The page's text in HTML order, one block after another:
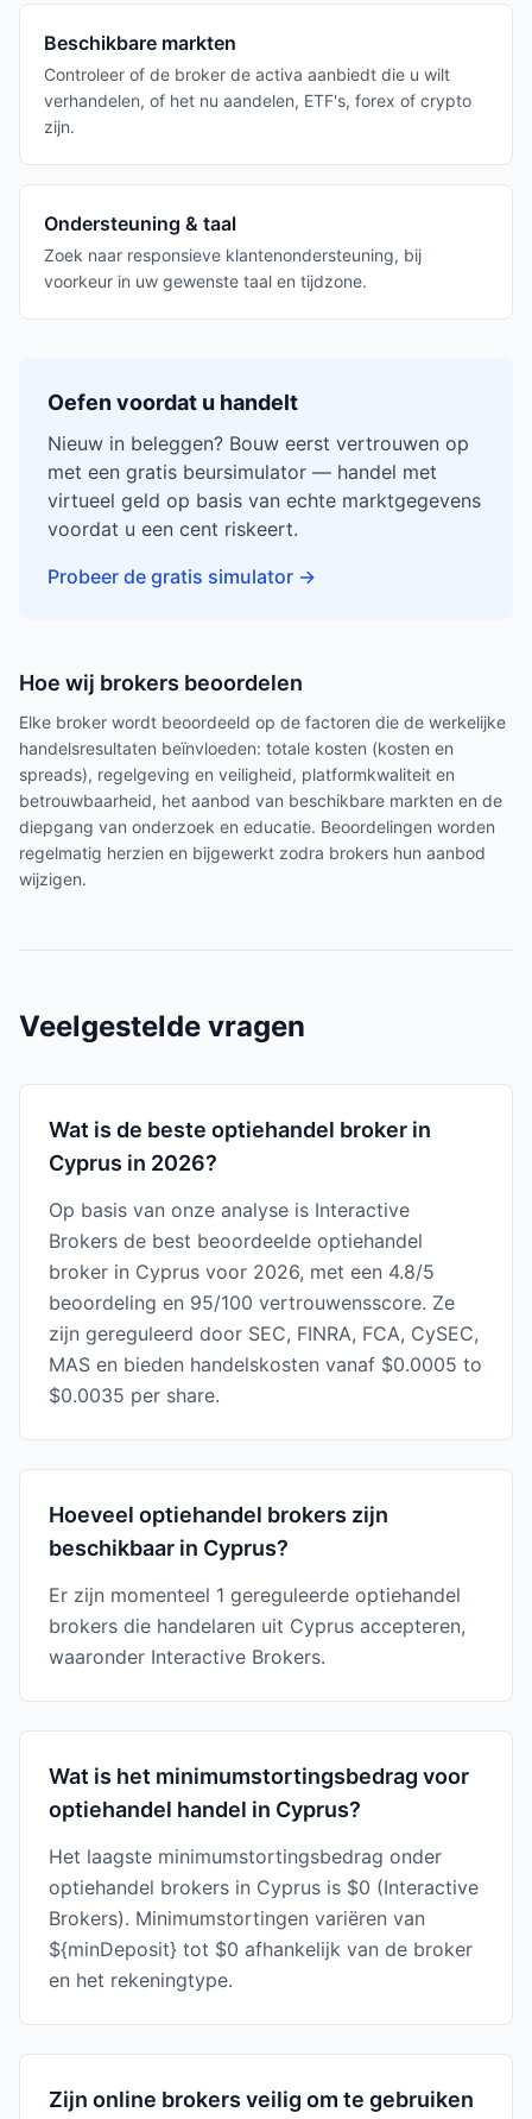
Beschikbare markten
Controleer of de broker de activa aanbiedt die u wilt
verhandelen, of het nu aandelen, ETF's, forex of crypto
zijn.
Ondersteuning & taal
Zoek naar responsieve klantenondersteuning, bij
voorkeur in uw gewenste taal en tijdzone.
Oefen voordat u handelt
Nieuw in beleggen? Bouw eerst vertrouwen op
met een gratis beursimulator — handel met
virtueel geld op basis van echte marktgegevens
voordat u een cent riskeert.
Probeer de gratis simulator →
Hoe wij brokers beoordelen
Elke broker wordt beoordeeld op de factoren die de werkelijke
handelsresultaten beïnvloeden: totale kosten (kosten en
spreads), regelgeving en veiligheid, platformkwaliteit en
betrouwbaarheid, het aanbod van beschikbare markten en de
diepgang van onderzoek en educatie. Beoordelingen worden
regelmatig herzien en bijgewerkt zodra brokers hun aanbod
wijzigen.
Veelgestelde vragen
Wat is de beste optiehandel broker in
Cyprus in 2026?
Op basis van onze analyse is Interactive
Brokers de best beoordeelde optiehandel
broker in Cyprus voor 2026, met een 4.8/5
beoordeling en 95/100 vertrouwensscore. Ze
zijn gereguleerd door SEC, FINRA, FCA, CySEC,
MAS en bieden handelskosten vanaf $0.0005 to
$0.0035 per share.
Hoeveel optiehandel brokers zijn
beschikbaar in Cyprus?
Er zijn momenteel 1 gereguleerde optiehandel
brokers die handelaren uit Cyprus accepteren,
waaronder Interactive Brokers.
Wat is het minimumstortingsbedrag voor
optiehandel handel in Cyprus?
Het laagste minimumstortingsbedrag onder
optiehandel brokers in Cyprus is $0 (Interactive
Brokers). Minimumstortingen variëren van
${minDeposit} tot $0 afhankelijk van de broker
en het rekeningtype.
Zijn online brokers veilig om te gebruiken